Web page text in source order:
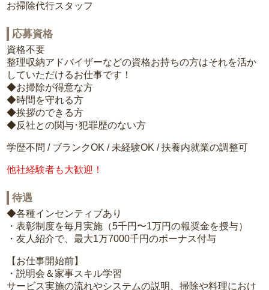
お掃除代行スタッフ
応募資格
資格不要
整理収納アドバイザーなどの資格お持ちの方はそれを活か
していただけるお仕事です！
◆お掃除が得意な方
◆時間を守れる方
◆挨拶のできる方
◆反社との関与･犯罪歴のない方
学歴不問 / ブランクOK / 未経験OK / 扶養内就業の調整可
他社経験者も大歓迎！
待遇
◆各種インセンティブあり
・表彰制度を毎月実施（5千円〜1万円の報奨金を授与）
・友人紹介で、最大1万7000千円のボーナス付与
【お仕事開始前】
・説明会＆家事スキル学習
サービス実施の流れやシステムの説明、掃除や料理におけ